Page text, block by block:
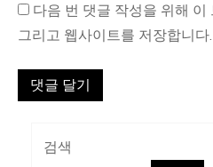
다음 번 댓글 작성을 위해 이
그리고 웹사이트를 저장합니다.
검색